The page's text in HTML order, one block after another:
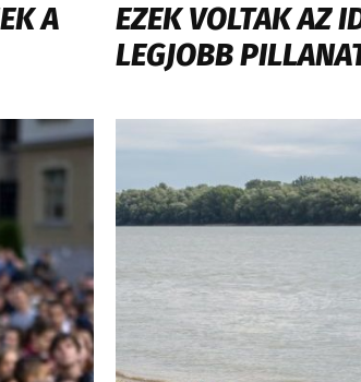
A
EZEK VOLTAK AZ
LEGJOBB